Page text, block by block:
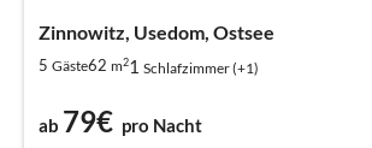
Zinnowitz, Usedom, Ostsee
5 Gäste62 m21 Schlafzimmer (+1)
ab 79€ pro Nacht